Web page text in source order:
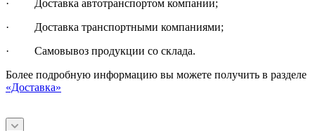
· Доставка автотранспортом компании;
· Доставка транспортными компаниями;
· Самовывоз продукции со склада.
Более подробную информацию вы можете получить в разделе
«Доставка»